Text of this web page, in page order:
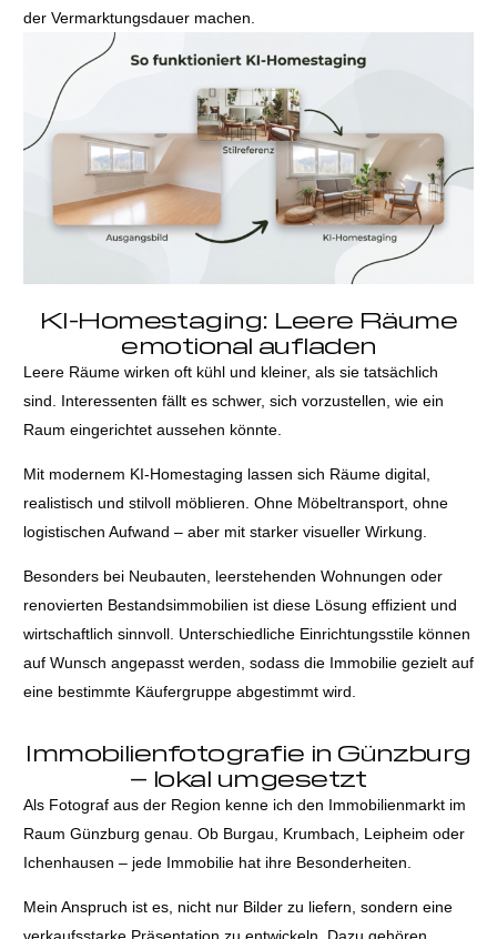
der Vermarktungsdauer machen.
KI-Homestaging: Leere Räume
emotional aufladen
Leere Räume wirken oft kühl und kleiner, als sie tatsächlich
sind. Interessenten fällt es schwer, sich vorzustellen, wie ein
Raum eingerichtet aussehen könnte.
Mit modernem KI-Homestaging lassen sich Räume digital,
realistisch und stilvoll möblieren. Ohne Möbeltransport, ohne
logistischen Aufwand – aber mit starker visueller Wirkung.
Besonders bei Neubauten, leerstehenden Wohnungen oder
renovierten Bestandsimmobilien ist diese Lösung effizient und
wirtschaftlich sinnvoll. Unterschiedliche Einrichtungsstile können
auf Wunsch angepasst werden, sodass die Immobilie gezielt auf
eine bestimmte Käufergruppe abgestimmt wird.
Immobilienfotografie in Günzburg
– lokal umgesetzt
Als Fotograf aus der Region kenne ich den Immobilienmarkt im
Raum Günzburg genau. Ob Burgau, Krumbach, Leipheim oder
Ichenhausen – jede Immobilie hat ihre Besonderheiten.
Mein Anspruch ist es, nicht nur Bilder zu liefern, sondern eine